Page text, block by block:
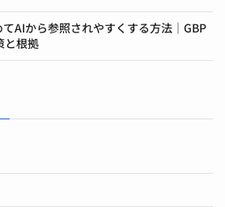
AIから参照されやすくする方法｜GBP
と根拠